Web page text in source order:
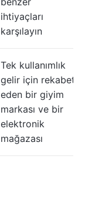
ihtiyaçları
karşılayın
Tek kullanımlık
gelir için rekabet
eden bir giyim
markası ve bir
elektronik
mağazası